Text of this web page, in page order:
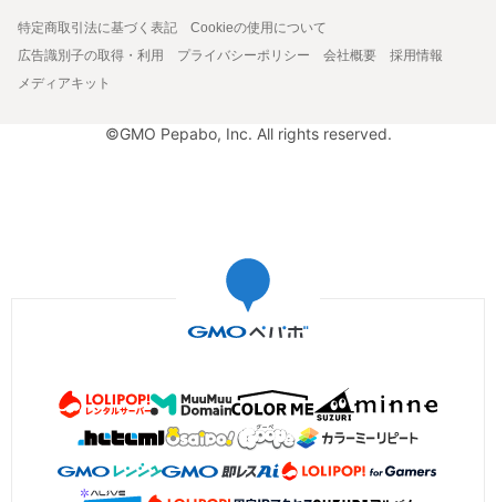
特定商取引法に基づく表記
Cookieの使用について
広告識別子の取得・利用
プライバシーポリシー 会社概要
採用情報
メディアキット
©GMO Pepabo, Inc. All rights reserved.